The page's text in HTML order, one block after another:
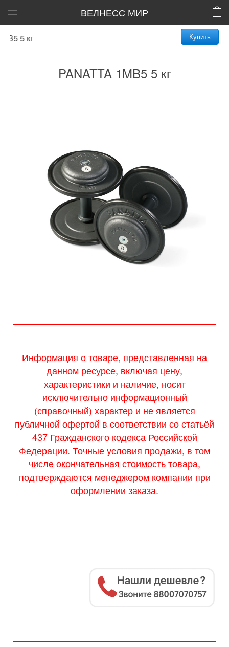
ВЕЛНЕСС МИР
5 кг Купить
PANATTA 1MB5 5 кг
Информация о товаре, представленная на
данном ресурсе, включая цену,
характеристики и наличие, носит
исключительно информационный
(справочный) характер и не является
публичной офертой в соответствии со статьёй
437 Гражданского кодекса Российской
Федерации. Точные условия продажи, в том
числе окончательная стоимость товара,
подтверждаются менеджером компании при
оформлении заказа.